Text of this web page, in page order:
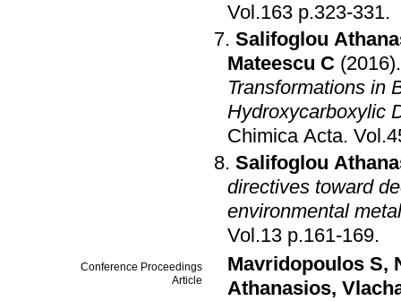
Vol.163 p.323-331.
Salifoglou
Mateescu C (2016)
Transformations in
Hydroxycarboxylic
Chimica Acta.
Salifoglou
directives toward
environmental
Vol.13 p.161-169.
Conference Proceedings
Article
Mavridopoulos S,
Athanasios,